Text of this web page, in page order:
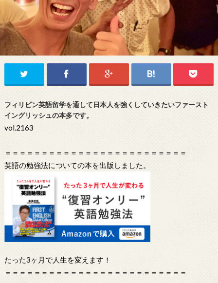
フィリピン英語留学を通して日本人を強くしていきたいファースト
イングリッシュの本多です。
vol.2163
＝＝＝＝＝＝＝＝＝＝＝＝＝＝＝＝＝＝＝＝＝＝＝＝＝
英語の勉強法についての本を出版しました。
たった3ヶ月で人生を変えます！
＝＝＝＝＝＝＝＝＝＝＝＝＝＝＝＝＝＝＝＝＝＝＝＝＝